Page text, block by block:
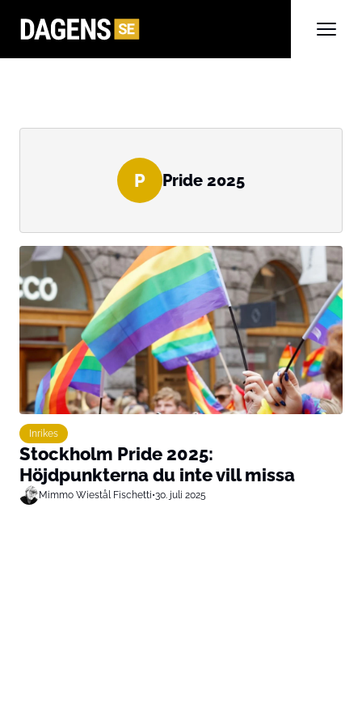
P Pride 2025
Inrikes
Stockholm Pride 2025:
Höjdpunkterna du inte vill missa
Mimmo Wiestål Fischetti•30. juli 2025